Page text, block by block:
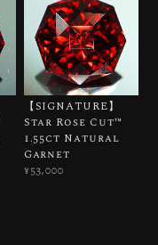
【SIGNATURE】
Star Rose Cut™️
1.55ct Natural
Garnet
¥53,000